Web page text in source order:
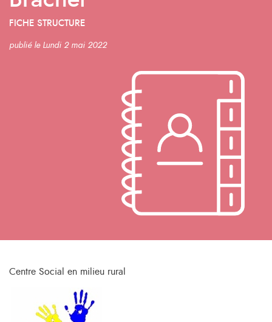
FICHE STRUCTURE
publié le Lundi 2 mai 2022
Centre Social en milieu rural